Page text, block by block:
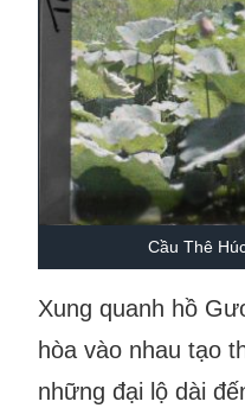
Cầu Thê
Xung quanh hồ
hòa vào nhau tạo
những đại lộ dài